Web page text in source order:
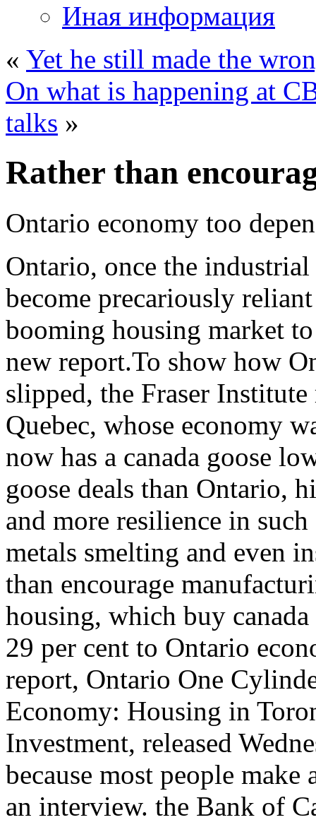
Иная информация
« Yet he still made the
On what is happening at
talks »
Rather than
Ontario economy too
Ontario, once the
become precariously
booming housing market
new report.To show how
slipped, the Fraser
Quebec, whose economy
now has a canada goose
goose deals than Ontario,
and more resilience in
metals smelting and even
than encourage
housing, which buy
29 per cent to Ontario
report, Ontario One
Economy: Housing in
Investment, released
because most people
an interview. the Bank of